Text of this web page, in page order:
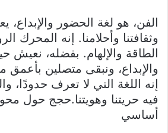
الفن، هو لغة الحضور والإبداع،
وثقافتنا وأحلامنا. إنه المحرك
الطاقة والإلهام. بفضله، نعيش
والإبداع، ونبقى متصلين بأعمق
إنه اللغة التي لا تعرف حدودًا،
أساسي